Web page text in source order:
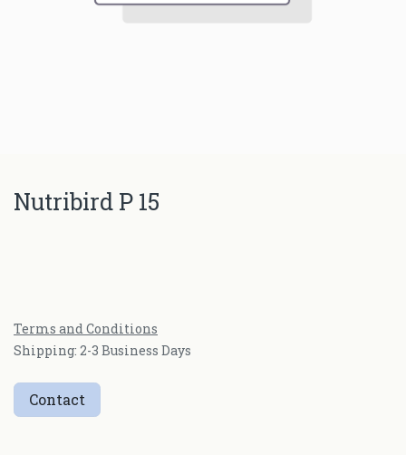
Nutribird P 15
Terms and Conditions
Shipping: 2-3 Business Days
Contact